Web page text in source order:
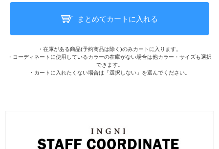
まとめてカートに入れる
・在庫がある商品(予約商品は除く)のみカートに入ります。
・コーディネートに使用しているカラーの在庫がない場合は他カラー・サイズも選択
できます。
・カートに入れたくない場合は「選択しない」を選んでください。